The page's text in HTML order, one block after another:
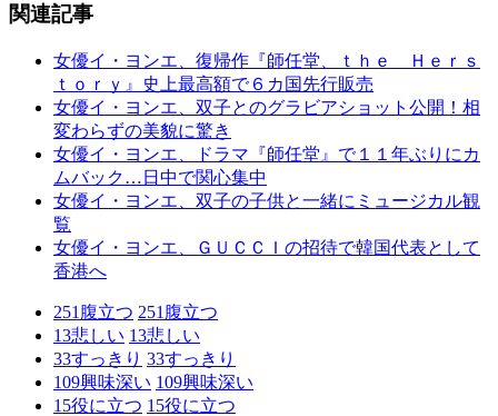
関連記事
女優イ・ヨンエ、復帰作『師任堂、ｔｈｅ Ｈｅｒｓ
ｔｏｒｙ』史上最高額で６カ国先行販売
女優イ・ヨンエ、双子とのグラビアショット公開！相
変わらずの美貌に驚き
女優イ・ヨンエ、ドラマ『師任堂』で１１年ぶりにカ
ムバック…日中で関心集中
女優イ・ヨンエ、双子の子供と一緒にミュージカル観
覧
女優イ・ヨンエ、ＧＵＣＣＩの招待で韓国代表として
香港へ
251 腹立つ 251 腹立つ
13悲しい 13悲しい
33すっきり 33すっきり
109興味深い 109興味深い
15役に立つ 15役に立つ